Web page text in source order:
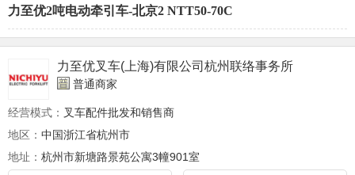
力至优2吨电动牵引车-北京2 NTT50-70C
力至优叉车(上海)有限公司杭州联络事务所
普通商家
经营模式： 叉车配件批发和销售商
地区： 中国浙江省杭州市
地址： 杭州市新塘路景苑公寓3幢901室